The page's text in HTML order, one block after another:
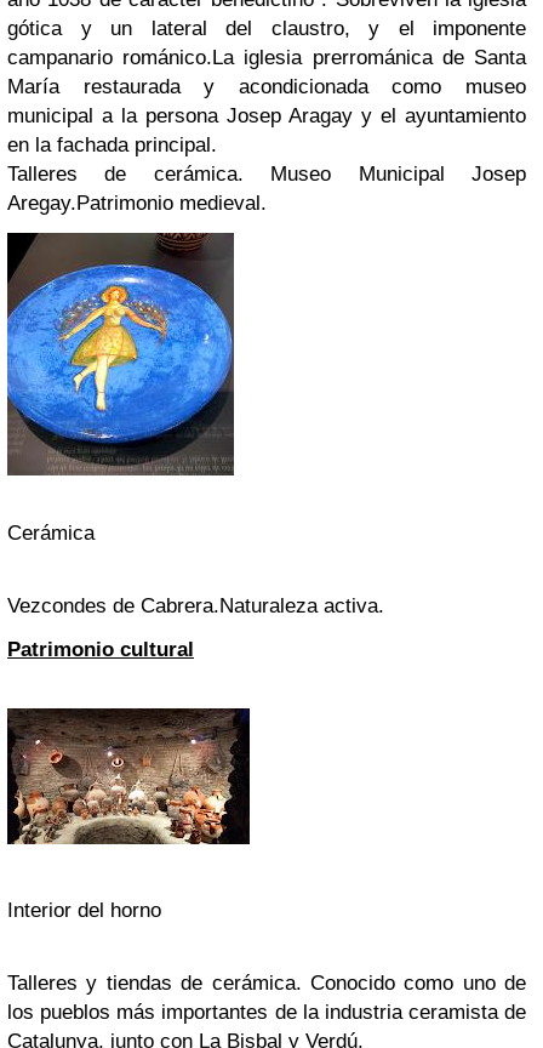
gótica y un lateral del claustro, y el imponente
campanario románico.La iglesia prerrománica de Santa
Maríarestaurada y acondicionada como museo
municipal a la persona Josep Aragay y el ayuntamiento
en la fachada principal.
Talleres de cerámica. Museo Municipal Josep
Aregay.Patrimonio medieval.
Cerámica
Vezcondes de Cabrera.Naturaleza activa.
Patrimonio cultural
Interior del horno
Talleres y tiendas de cerámica. Conocido como uno de
los pueblos más importantes de la industria ceramista de
Catalunya, junto con La Bisbal y Verdú.